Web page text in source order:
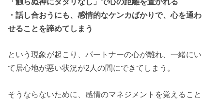
・話し合おうにも、感情的なケンカばかりで、心を通わ
せることを諦めてしまう
という現象が起こり、パートナーの心が離れ、一緒にい
て居心地が悪い状況が2人の間にできてしまう。
そうならないために、感情のマネジメントを覚えること